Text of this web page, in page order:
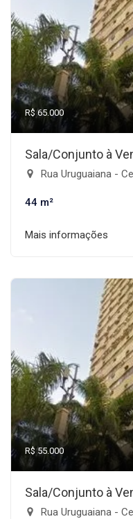
R$ 65.000
Sala/Conjunto à
Rua Uruguaiana -
44 m²
Mais informações
R$ 55.000
Sala/Conjunto à
Rua Uruguaiana -